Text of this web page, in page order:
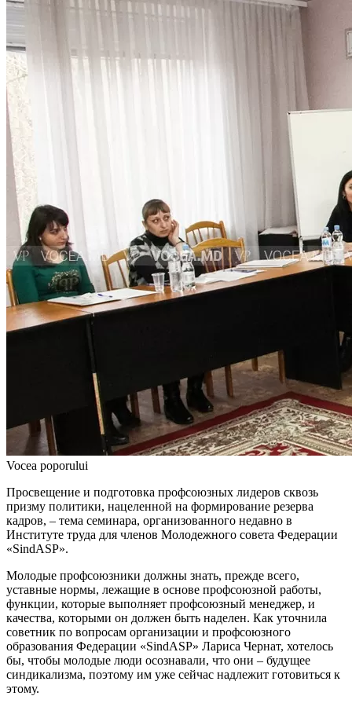
Vocea poporului
Просвещение и подготовка профсоюзных ли­деров сквозь
призму политики, нацеленной на формирование резерва
кадров, – тема семина­ра, организованного недавно в
Институте тру­да для членов Молодежного совета Федерации
«SindASP».
Молодые профсоюзники должны знать, прежде всего,
уставные нормы, лежащие в основе профсо­юзной работы,
функции, которые выполняет профсоюзный менеджер, и
качества, которыми он дол­жен быть наделен. Как уточнила
советник по вопро­сам организации и профсоюзного
образования Феде­рации «SindASP» Лариса Чернат, хотелось
бы, чтобы молодые люди осознавали, что они – будущее
синди­кализма, поэтому им уже сейчас надлежит готовиться к
этому.